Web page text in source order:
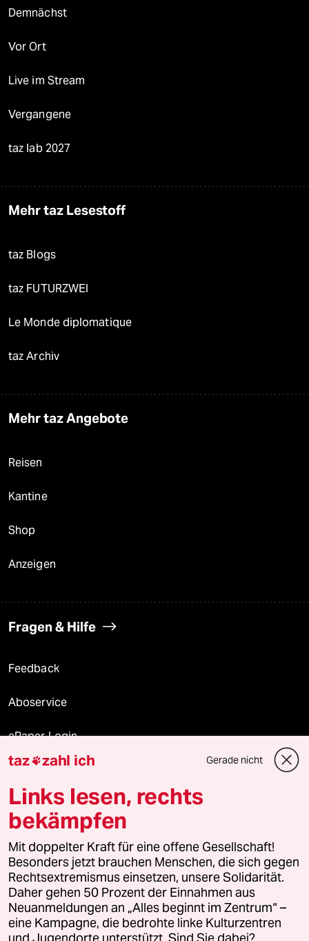
Demnächst
Vor Ort
Live im Stream
Vergangene
taz lab 2027
Mehr taz Lesestoff
taz Blogs
taz FUTURZWEI
Le Monde diplomatique
taz Archiv
Mehr taz Angebote
Reisen
Kantine
Shop
Anzeigen
Fragen & Hilfe
Feedback
Aboservice
ePaper Login
Downloads für Abonnierende
© 2026 taz Verlags und Vertriebs GmbH
Alle Rechte vorbehalten. Bei rechtlichen Fragen oder für Genehmigungen
wenden Sie sich bitte an
lizenzen@taz.de
Feedback Redaktionsstatut Kommune-Richtlinien
Leitlinie Informant Datenschutz Impressum AGB
taz zahl ich Gerade nicht
Links lesen, rechts
bekämpfen
Mit doppelter Kraft für eine offene Gesellschaft!
Besonders jetzt brauchen Menschen, die sich gegen
Rechtsextremismus einsetzen, unsere Solidarität.
Daher gehen 50 Prozent der Einnahmen aus
Neuanmeldungen an „Alles beginnt im Zentrum“ –
eine Kampagne, die bedrohte linke Kulturzentren